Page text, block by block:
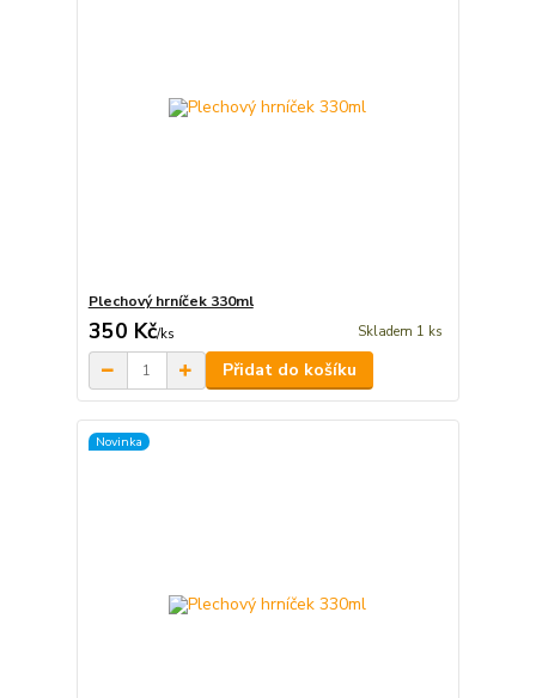
Plechový hrníček 330ml
350 Kč/ks Skladem 1 ks
Přidat do košíku
Novinka